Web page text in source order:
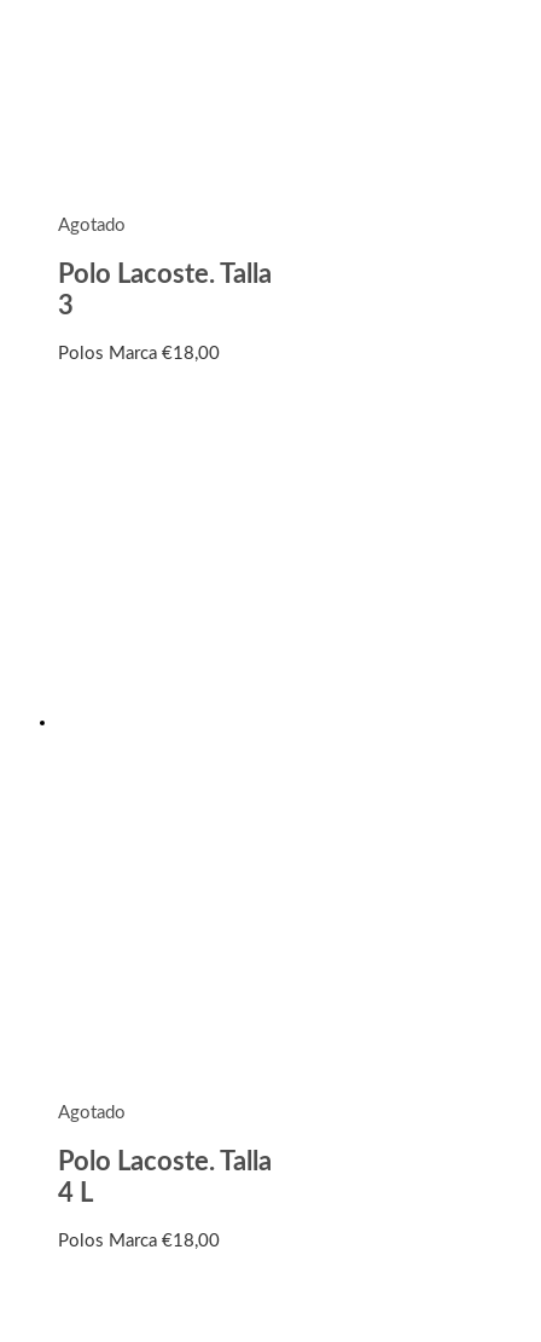
Agotado
Polo Lacoste. Talla
3
Polos Marca €18,00
Agotado
Polo Lacoste. Talla
4 L
Polos Marca €18,00